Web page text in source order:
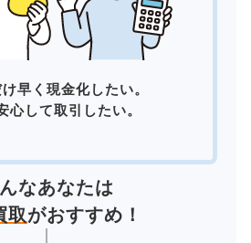
早く現金化したい。
心して取引したい。
なあなたは
取がおすすめ！